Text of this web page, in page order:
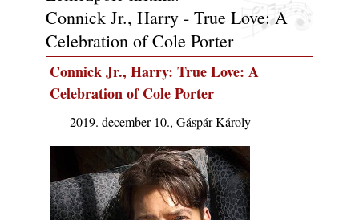
2026. augusztus 07.
Ma 95 éve halt meg Bix Beiderbecke
2026. augusztus 07.
Jazz-rock albumok 1985-ből - Issei Noro
„Sweet Sphere”
Ezen a napon – augusztus 7. (2026)
2026. augusztus 07.
Jazz-rock albumok 1984-ből - John Scofield
„Electric Outlet”
2026. augusztus 06.
Connick Jr., Harry - True Love: A
Celebration of Cole Porter
Connick Jr., Harry: True Love: A
Celebration of Cole Porter
2019. december 10., Gáspár Károly